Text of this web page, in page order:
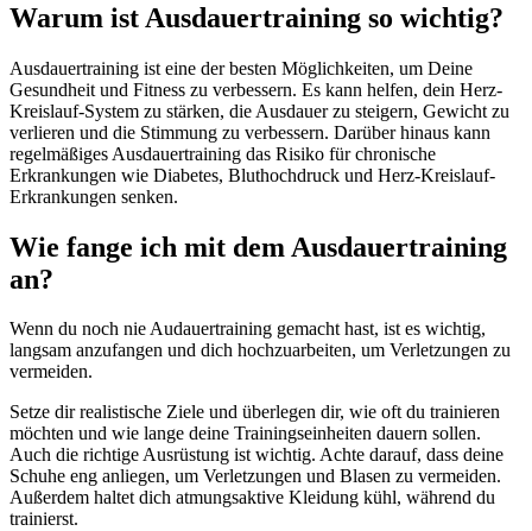
Warum ist Ausdauertraining so wichtig?
Ausdauertraining ist eine der besten Möglichkeiten, um Deine
Gesundheit und Fitness zu verbessern. Es kann helfen, dein Herz-
Kreislauf-System zu stärken, die Ausdauer zu steigern, Gewicht zu
verlieren und die Stimmung zu verbessern. Darüber hinaus kann
regelmäßiges Ausdauertraining das Risiko für chronische
Erkrankungen wie Diabetes, Bluthochdruck und Herz-Kreislauf-
Erkrankungen senken.
Wie fange ich mit dem Ausdauertraining
an?
Wenn du noch nie Audauertraining gemacht hast, ist es wichtig,
langsam anzufangen und dich hochzuarbeiten, um Verletzungen zu
vermeiden.
Setze dir realistische Ziele und überlegen dir, wie oft du trainieren
möchten und wie lange deine Trainingseinheiten dauern sollen.
Auch die richtige Ausrüstung ist wichtig. Achte darauf, dass deine
Schuhe eng anliegen, um Verletzungen und Blasen zu vermeiden.
Außerdem haltet dich atmungsaktive Kleidung kühl, während du
trainierst.